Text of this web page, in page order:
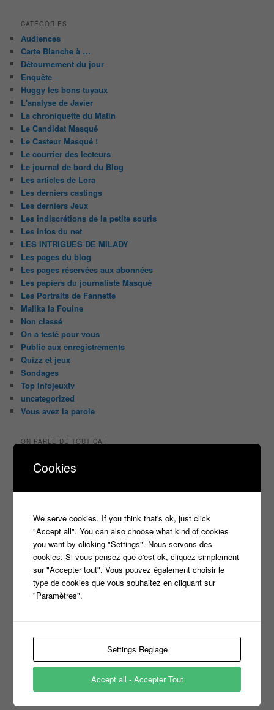
CATÉGORIES
Audiences
Carte Blanche à …
Détournement du jour
Enquête
Huggy les bons tuyaux
L'analyse de Javier
La chroniquette du Matin
Le Candidat Masqué
Le Casteur Masqué !
Le courrier des lecteurs
Le journal de bord du Blog
Les articles de Lora
Les derniers castings
Les derniers Jeux
Les indiscrétions de la petite souris
Les infos du net
LES INTRIGUES DE MILADY
Les pages du blog
Les pages réservées aux abonnées
Les papiers du journaliste Masqué
Les Portraits de Fannette
Malika la Fouine
Non classé
On a testé pour vous
Public aux enregistrements
Quizz et jeux
Sondages
Top Infojeuxtv
uncategorized
Vous avez la parole
ON PARLE DE TOUT ÇA !
Article assister dans le public
casting
d8 Face à la bandefrance 2 france2 france 3
indiscrétions info info jeux tvInfos Inscription
jeu tvJeuxJeux TV Julien Courbet Jérémy Michalak
Koh Lantalaurence boccolini le maillon faible
n'oubliez pas les paroles
naguinoplp
pékin express révélation
Cookies
We serve cookies. If you think that's ok, just click
"Accept all". You can also choose what kind of cookies
you want by clicking "Settings". Nous servons des
cookies. Si vous pensez que c'est ok, cliquez simplement
sur "Accepter tout". Vous pouvez également choisir le
type de cookies que vous souhaitez en cliquant sur
"Paramètres".
Settings Reglage
Accept all - Accepter Tout